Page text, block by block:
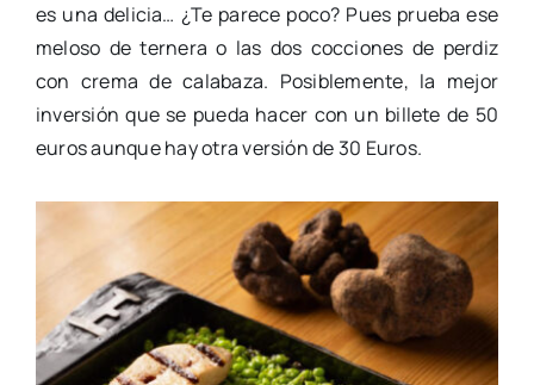
es una delicia… ¿Te parece poco? Pues prueba ese
meloso de ternera o las dos cocciones de perdiz
con crema de calabaza. Posiblemente, la mejor
inversión que se pueda hacer con un billete de 50
euros aunque hay otra versión de 30 Euros.